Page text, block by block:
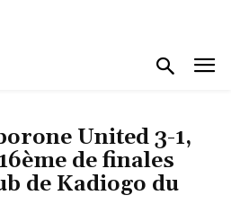
United 3-1,
de finales
de Kadiogo du